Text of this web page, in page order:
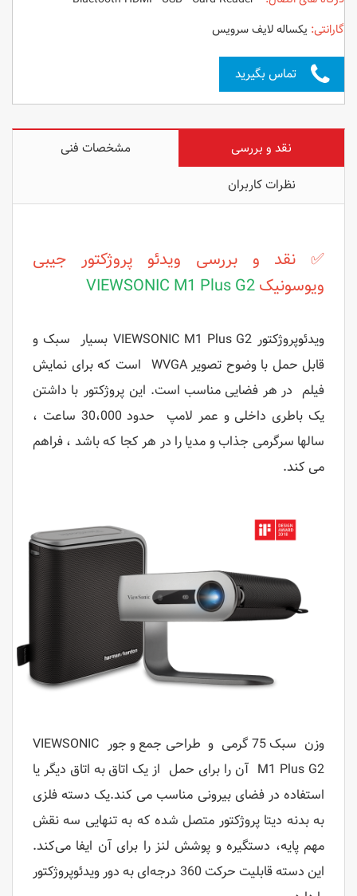
گارانتی: یکساله لایف سرویس
تماس بگیرید
نقد و بررسی
مشخصات فنی
نظرات کاربران
✅ نقد و بررسی ویدئو پروژکتور جیبی
ویوسونیکVIEWSONIC M1 Plus G2
ویدئوپروژکتور
بسیار سبک و
قابل حمل با وضوح تصویر WVGA است که برای نمایش
فیلم در هر فضایی مناسب است. این پروژکتور با داشتن
یک باطری داخلی و عمر لامپ حدود 30،000 ساعت ،
سالها سرگرمی جذاب و مدیا را در هر کجا که باشد ، فراهم
می کند.
وزن سبک 75 گرمی و طراحی جمع و جور
VIEWSONIC
M1 Plus G2 آن را برای حمل از یک اتاق به اتاق دیگر یا
استفاده در فضای بیرونی مناسب می کند.یک دسته فلزی
به بدنه دیتا پروژکتور متصل شده که به تنهایی سه نقش
مهم پایه، دستگیره و پوشش لنز را برای آن ایفا می‌کند.
این دسته قابلیت حرکت 360 درجه‌ای به دور ویدئوپروژکتور